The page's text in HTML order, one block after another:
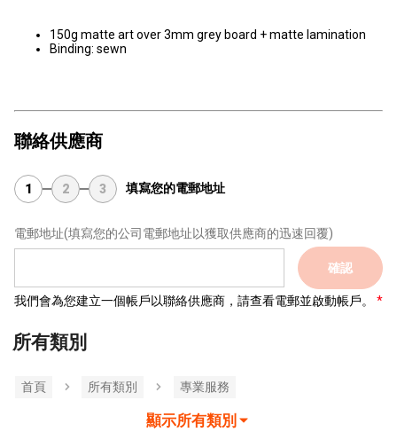
150g matte art over 3mm grey board + matte lamination
Binding: sewn
聯絡供應商
1 2 3 填寫您的電郵地址
電郵地址(填寫您的公司電郵地址以獲取供應商的迅速回覆)
確認
我們會為您建立一個帳戶以聯絡供應商，請查看電郵並啟動帳戶。
所有類別
首頁 所有類別 專業服務
顯示所有類別